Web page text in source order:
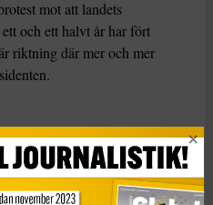
mot att landets
och ett halvt år har fört
riktning där mer och mer
inför lördagens val
i Tunisien